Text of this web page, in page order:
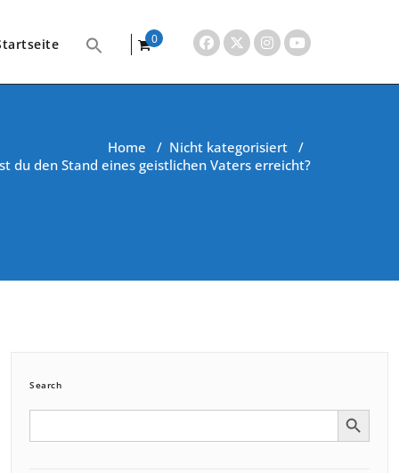
0
Home / Nicht kategorisiert /
du den Stand eines geistlichen Vaters erreicht?
Search
Search Search Button